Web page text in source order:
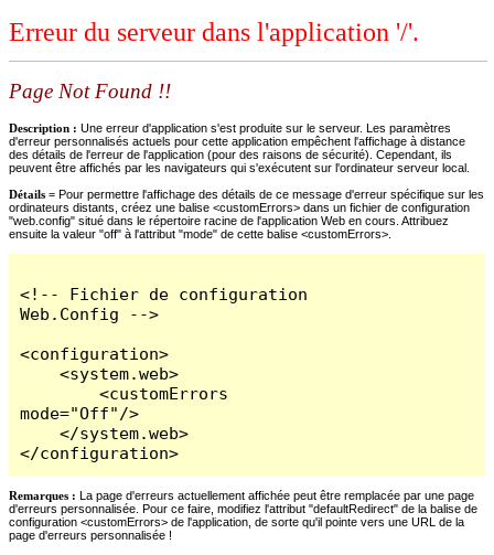
Erreur du serveur dans l'application '/'.
Page Not Found !!
Description : Une erreur d'application s'est produite sur le serveur. Les paramètres
d'erreur personnalisés actuels pour cette application empêchent l'affichage à distance
des détails de l'erreur de l'application (pour des raisons de sécurité). Cependant, ils
peuvent être affichés par les navigateurs qui s'exécutent sur l'ordinateur serveur local.
Détails = Pour permettre l'affichage des détails de ce message d'erreur spécifique sur les
ordinateurs distants, créez une balise <customErrors> dans un fichier de configuration
"web.config" situé dans le répertoire racine de l'application Web en cours. Attribuez
ensuite la valeur "off" à l'attribut "mode" de cette balise <customErrors>.
<!-- Fichier de configuration
Web.Config -->
<configuration>
    <system.web>
        <customErrors
mode="Off"/>
    </system.web>
</configuration>
Remarques : La page d'erreurs actuellement affichée peut être remplacée par une page
d'erreurs personnalisée. Pour ce faire, modifiez l'attribut "defaultRedirect" de la balise de
configuration <customErrors> de l'application, de sorte qu'il pointe vers une URL de la
page d'erreurs personnalisée !